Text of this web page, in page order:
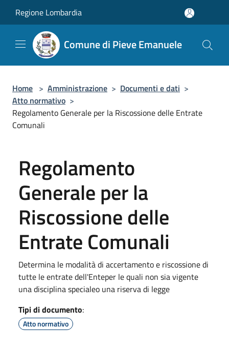
Regione Lombardia
Comune di Pieve Emanuele
Home > Amministrazione > Documenti e dati >
Atto normativo >
Regolamento Generale per la Riscossione delle Entrate
Comunali
Regolamento
Generale per la
Riscossione delle
Entrate Comunali
Determina le modalità di accertamento e riscossione di
tutte le entrate dell'Enteper le quali non sia vigente
una disciplina specialeo una riserva di legge
Tipi di documento:
Atto normativo